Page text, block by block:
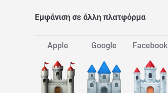
Εμφάνιση σε άλλη πλατφόρμα
Apple Google Facebook